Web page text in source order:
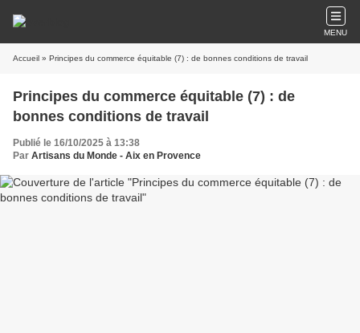
MENU
Accueil » Principes du commerce équitable (7) : de bonnes conditions de travail
Principes du commerce équitable (7) : de
bonnes conditions de travail
Publié le 16/10/2025 à 13:38
Par Artisans du Monde - Aix en Provence